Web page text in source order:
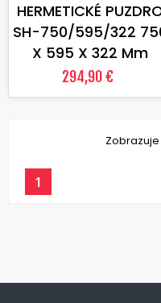
HERMETICKÉ
SH-750/595/322
X 595 X 322 Mm
294,90 €
Zobrazuje
1